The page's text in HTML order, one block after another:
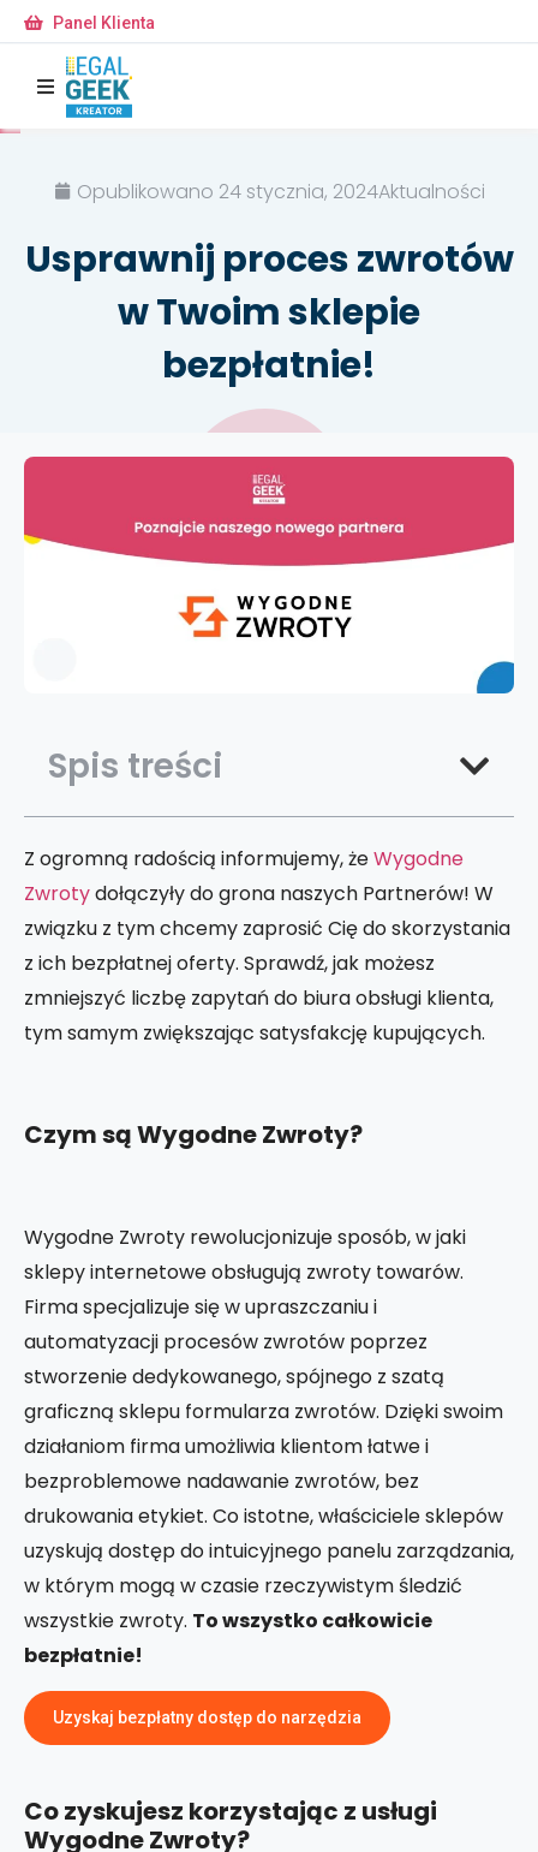
Panel Klienta
Opublikowano 24 stycznia, 2024Aktualności
Usprawnij proces zwrotów
w Twoim sklepie
bezpłatnie!
Spis treści
Z ogromną radością informujemy, żeWygodne
Zwrotydołączyły do grona naszych Partnerów! W
związku z tym chcemy zaprosić Cię do skorzystania
z ich bezpłatnej oferty. Sprawdź, jak możesz
zmniejszyć liczbę zapytań do biura obsługi klienta,
tym samym zwiększając satysfakcję kupujących.
Czym są Wygodne Zwroty?
Wygodne Zwroty rewolucjonizuje sposób, w jaki
sklepy internetowe obsługują zwroty towarów.
Firma specjalizuje się w upraszczaniu i
automatyzacji procesów zwrotów poprzez
stworzenie dedykowanego, spójnego z szatą
graficzną sklepu formularza zwrotów. Dzięki swoim
działaniom firma umożliwia klientom łatwe i
bezproblemowe nadawanie zwrotów, bez
drukowania etykiet. Co istotne, właściciele sklepów
uzyskują dostęp do intuicyjnego panelu zarządzania,
w którym mogą w czasie rzeczywistym śledzić
wszystkie zwroty. To wszystko całkowicie
bezpłatnie!
Uzyskaj bezpłatny dostęp do narzędzia
Co zyskujesz korzystając z usługi
Wygodne Zwroty?